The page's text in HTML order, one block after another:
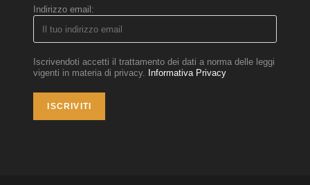
Indirizzo email:
Iscrivendoti accetti il trattamento dei dati a norma delle leggi
vigenti in materia di privacy. Informativa Privacy